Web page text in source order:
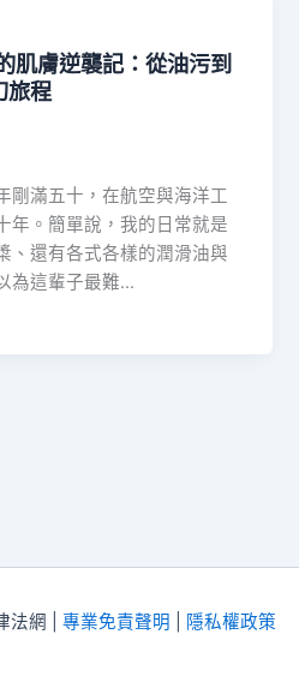
肌膚逆襲記：從油污到
旅程
剛滿五十，在航空與海洋工
年。簡單說，我的日常就是
、還有各式各樣的潤滑油與
為這輩子最難…
法網 | 專業免責聲明 隱私權政策